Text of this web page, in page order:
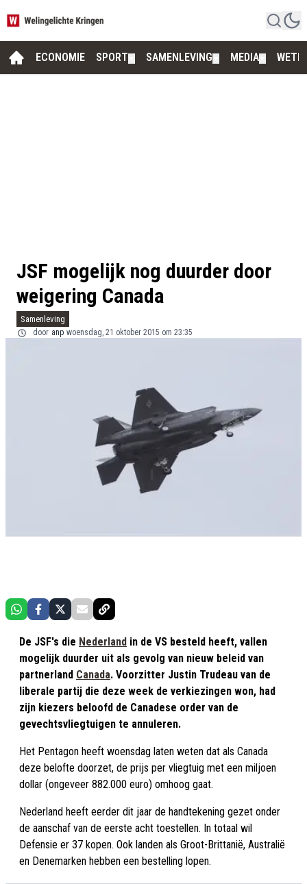
ECONOMIE SPORT SAMENLEVING MEDIA
JSF mogelijk nog duurder door
weigering Canada
Samenleving
door anp woensdag, 21 oktober 2015 om 23:35
De JSF's die Nederland in de VS besteld heeft, vallen
mogelijk duurder uit als gevolg van nieuw beleid van
partnerland Canada. Voorzitter Justin Trudeau van de
liberale partij die deze week de verkiezingen won, had
zijn kiezers beloofd de Canadese order van de
gevechtsvliegtuigen te annuleren.
Het Pentagon heeft woensdag laten weten dat als Canada
deze belofte doorzet, de prijs per vliegtuig met een miljoen
dollar (ongeveer 882.000 euro) omhoog gaat.
Nederland heeft eerder dit jaar de handtekening gezet onder
de aanschaf van de eerste acht toestellen. In totaal wil
Defensie er 37 kopen. Ook landen als Groot-Brittanië, Australië
en Denemarken hebben een bestelling lopen.